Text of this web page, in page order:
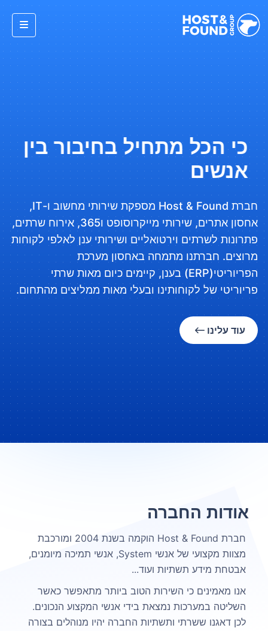
כי הכל מתחיל בחיבור בין
אנשים
חברת Host & Found מספקת שירותי מחשוב ו-IT,
אחסון אתרים, שירותי מייקרוסופט ו365, אירוח שרתים,
פתרונות לשרתים וירטואליים ושירותי ענן לאלפי לקוחות
מרוצים. חברתנו מתמחה באחסון מערכת
הפריוריטי(ERP) בענן, קיימים כיום מאות שרתי
פריוריטי של לקוחותינו ובעלי מאות ממליצים מהתחום.
עוד עלינו
אודות החברה
חברת Host & Found הוקמה בשנת 2004 ומורכבת
מצוות מקצועי של אנשי System, אנשי תמיכה מיומנים,
אבטחת מידע תשתיות ועוד...
אנו מאמינים כי השירות הטוב ביותר מתאפשר כאשר
השליטה במערכות נמצאת בידי אנשי המקצוע הנכונים.
לכן דאגנו ששרתי ותשתיות החברה יהיו מנוהלים בצורה